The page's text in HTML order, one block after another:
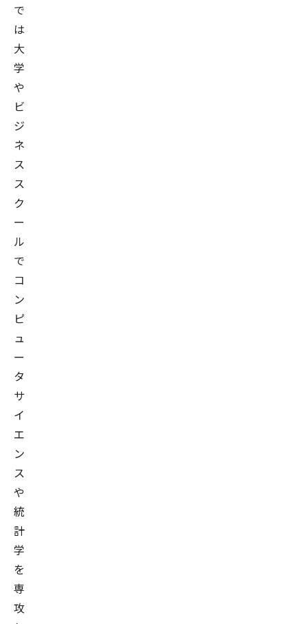
で
は
大
学
や
ビ
ジ
ネ
ス
ス
ク
ー
ル
で
コ
ン
ピ
ュ
ー
タ
サ
イ
エ
ン
ス
や
統
計
学
を
専
攻